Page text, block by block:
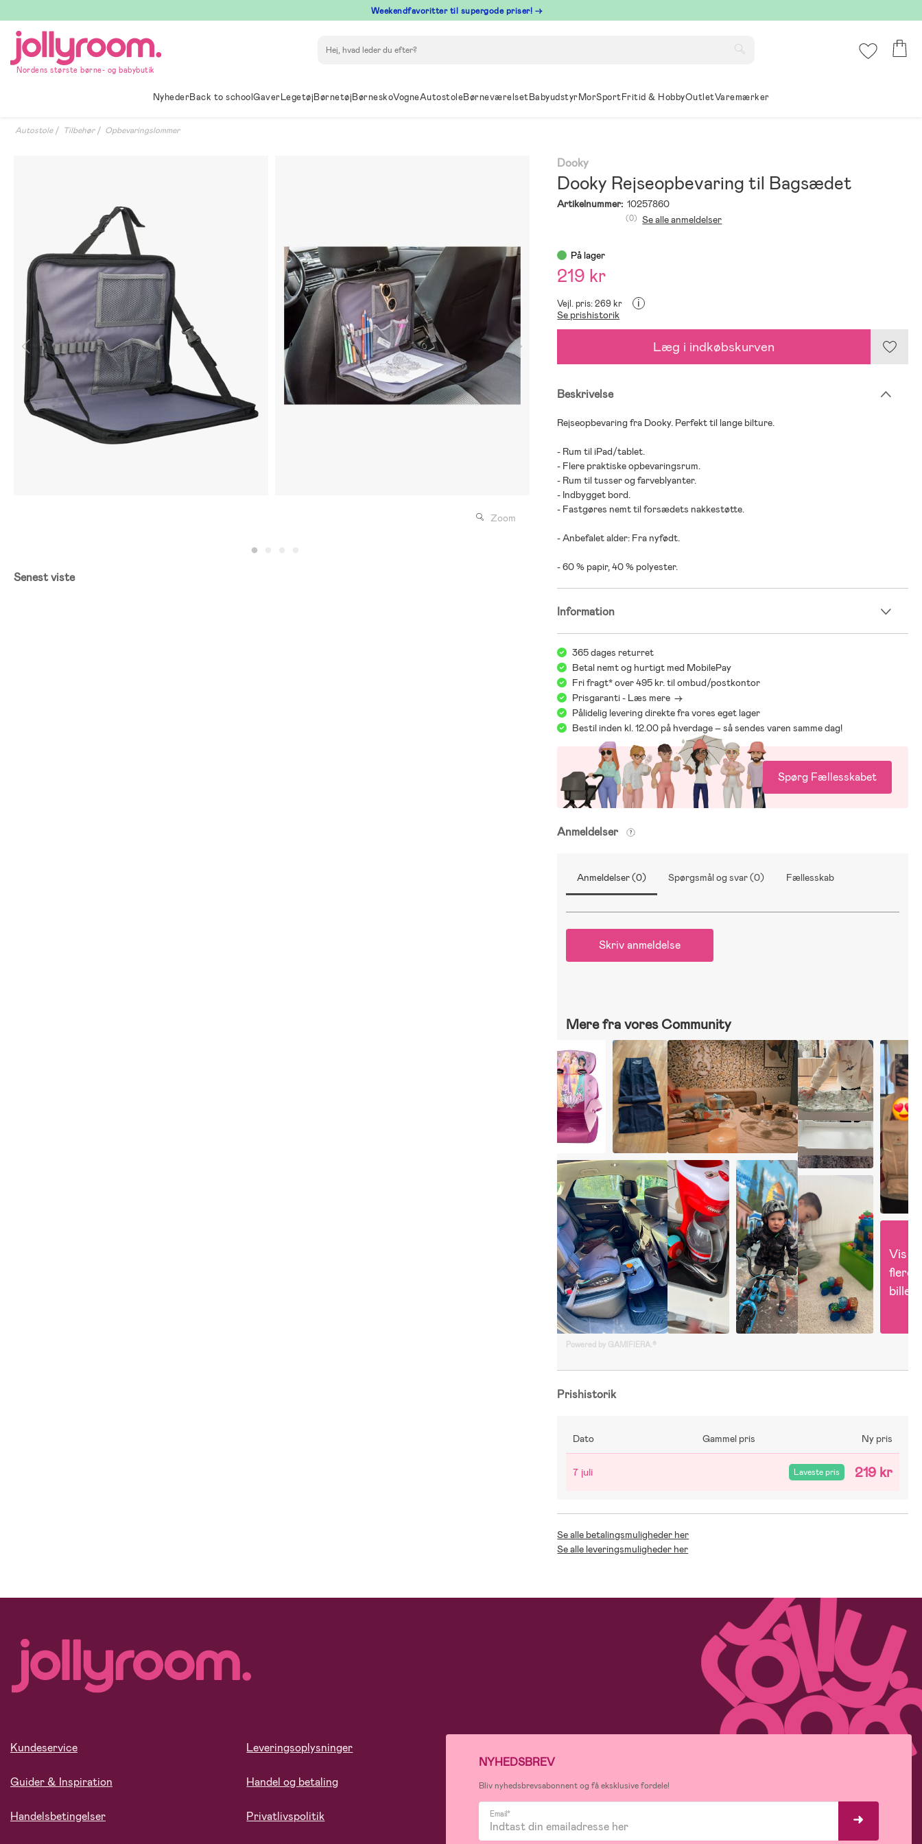
till
innehållet
⁠ Weekendfavoritter til supergode priser! →
Nordens største børne- og babybutik
NyhederBack to schoolGaverLegetøjBørnetøjBørneskoVogneAutostoleBørneværelsetBabyudstyrMorSportFritid & HobbyOutletVaremærker
Autostole Tilbehør Opbevaringslommer
Zoom
Senest viste
Dooky
Dooky Rejseopbevaring til Bagsædet
Artikelnummer: 10257860
(0) Se alle anmeldelser
På lager
219 kr
Vejl. pris: 269 kr i
Se prishistorik
Læg i indkøbskurven
Beskrivelse
Rejseopbevaring fra Dooky. Perfekt til lange bilture.
- Rum til iPad/tablet.
- Flere praktiske opbevaringsrum.
- Rum til tusser og farveblyanter.
- Indbygget bord.
- Fastgøres nemt til forsædets nakkestøtte.
- Anbefalet alder: Fra nyfødt.
- 60 % papir, 40 % polyester.
Information
365 dages returret
Betal nemt og hurtigt med MobilePay
Fri fragt* over 495 kr. til ombud/postkontor
Prisgaranti - Læs mere ->
Pålidelig levering direkte fra vores eget lager
Bestil inden kl. 12.00 på hverdage – så sendes varen samme dag!
Spørg Fællesskabet
Anmeldelser
Anmeldelser (0) Spørgsmål og svar (0) Fællesskab
Skriv anmeldelse
Mere fra vores Community
Vis
flere
Powered by GAMIFIERA.®
Prishistorik
Dato Gammel pris Ny pris
7 juli Laveste pris 219 kr
Se alle betalingsmuligheder her
Se alle leveringsmuligheder her
Kundeservice
Guider & Inspiration
Handelsbetingelser
Leveringsoplysninger
Handel og betaling
Privatlivspolitik
NYHEDSBREV
Bliv nyhedsbrevsabonnent og få eksklusive fordele!
Email*